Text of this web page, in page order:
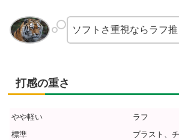
ソフトさ重視ならラフ推
打感の重さ
やや軽い
ラフ
標準
ブラスト、